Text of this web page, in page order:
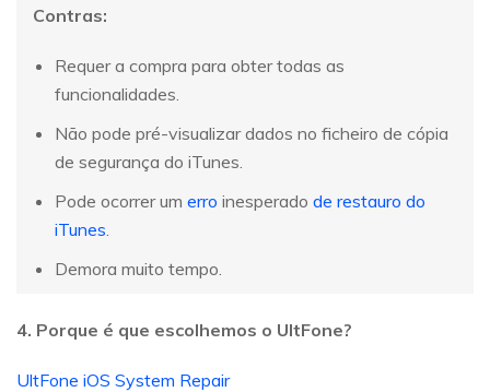
Contras:
Requer a compra para obter todas as
funcionalidades.
Não pode pré-visualizar dados no ficheiro de cópia
de segurança do iTunes.
Pode ocorrer um erro inesperado de restauro do
iTunes
Demora muito tempo.
4. Porque é que escolhemos o UltFone?
UltFone iOS System Repair